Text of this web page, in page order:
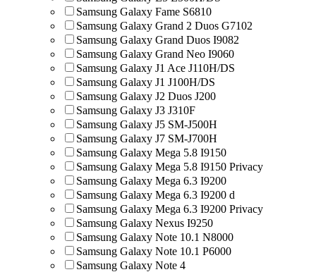
Samsung Galaxy Fame S6810
Samsung Galaxy Grand 2 Duos G7102
Samsung Galaxy Grand Duos I9082
Samsung Galaxy Grand Neo I9060
Samsung Galaxy J1 Ace J110H/DS
Samsung Galaxy J1 J100H/DS
Samsung Galaxy J2 Duos J200
Samsung Galaxy J3 J310F
Samsung Galaxy J5 SM-J500H
Samsung Galaxy J7 SM-J700H
Samsung Galaxy Mega 5.8 I9150
Samsung Galaxy Mega 5.8 I9150 Privacy
Samsung Galaxy Mega 6.3 I9200
Samsung Galaxy Mega 6.3 I9200 d
Samsung Galaxy Mega 6.3 I9200 Privacy
Samsung Galaxy Nexus I9250
Samsung Galaxy Note 10.1 N8000
Samsung Galaxy Note 10.1 P6000
Samsung Galaxy Note 4